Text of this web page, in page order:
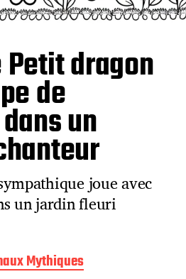
dragon
de
un
joue avec
un jardin fleuri
Mythiques